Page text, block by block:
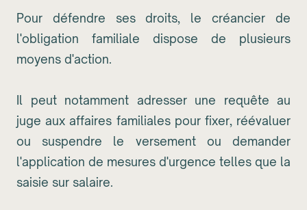
Pour défendre ses droits, le créancier de
l'obligation familiale dispose de plusieurs
moyens d'action.
Il peut notamment adresser une requête au
juge aux affaires familiales pour fixer, réévaluer
ou suspendre le versement ou demander
l'application de mesures d'urgence telles que la
saisie sur salaire.